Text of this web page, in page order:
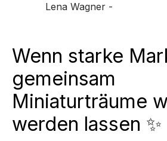
Lena Wagner -
Wenn starke
gemeinsam
Miniaturträume
werden lassen ✨